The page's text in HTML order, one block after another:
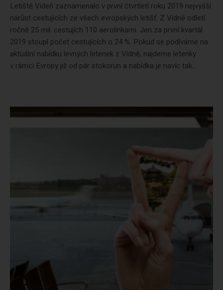
Letiště Vídeň zaznamenalo v první čtvrtletí roku 2019 nejvyšší
nárůst cestujících ze všech evropských letišť. Z Vídně odletí
ročně 25 mil. cestujích 110 aerolinkami. Jen za první kvartál
2019 stoupl počet cestujících o 24 %. Pokud se podíváme na
aktuální nabídku levných letenek z Vídně, najdeme letenky
v rámci Evropy již od pár stokorun a nabídka je navíc tak...